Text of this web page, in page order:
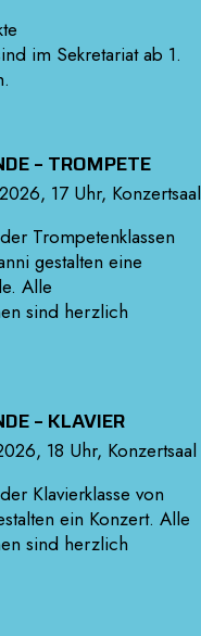
im Sekretariat ab 1.
– TROMPETE
17 Uhr, Konzertsaal
Trompetenklassen
gestalten eine
Alle
sind herzlich
– KLAVIER
18 Uhr, Konzertsaal
Klavierklasse von
ein Konzert. Alle
sind herzlich